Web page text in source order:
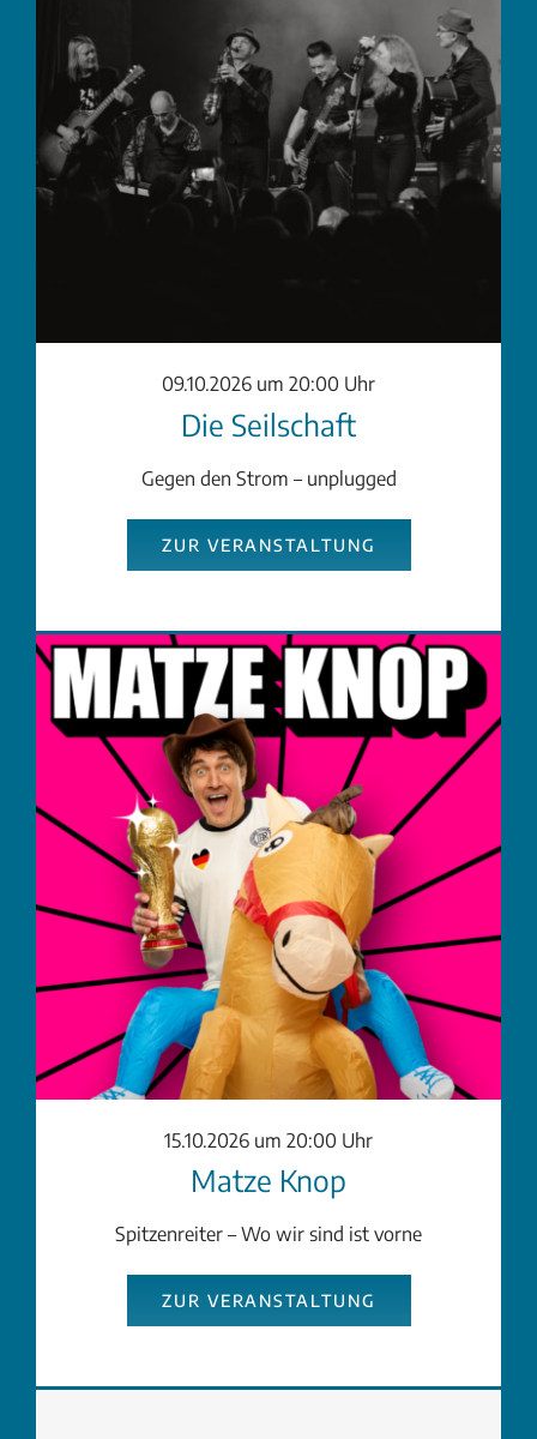
09.10.2026 um 20:00 Uhr
Die Seilschaft
Gegen den Strom – unplugged
ZUR VERANSTALTUNG
15.10.2026 um 20:00 Uhr
Matze Knop
Spitzenreiter – Wo wir sind ist vorne
ZUR VERANSTALTUNG